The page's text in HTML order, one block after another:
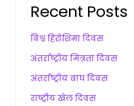
Recent Posts
विश्व हिरोशिमा दिवस
अंतर्राष्ट्रीय मित्रता दिवस
अंतर्राष्ट्रीय बाघ दिवस
राष्ट्रीय खेल दिवस